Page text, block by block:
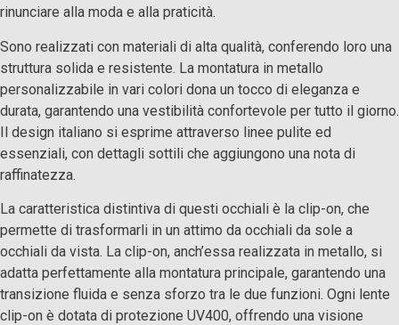
rinunciare alla moda e alla praticità.
Sono realizzati con materiali di alta qualità, conferendo loro una
struttura solida e resistente. La montatura in metallo
personalizzabile in vari colori dona un tocco di eleganza e
durata, garantendo una vestibilità confortevole per tutto il giorno.
Il design italiano si esprime attraverso linee pulite ed
essenziali, con dettagli sottili che aggiungono una nota di
raffinatezza.
La caratteristica distintiva di questi occhiali è la clip-on, che
permette di trasformarli in un attimo da occhiali da sole a
occhiali da vista. La clip-on, anch’essa realizzata in metallo, si
adatta perfettamente alla montatura principale, garantendo una
transizione fluida e senza sforzo tra le due funzioni. Ogni lente
clip-on è dotata di protezione UV400, offrendo una visione